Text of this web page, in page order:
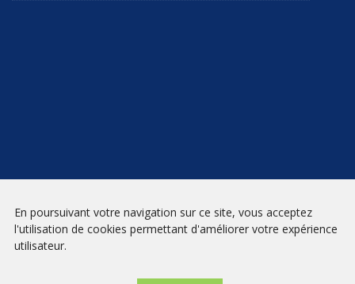
NEWSLETTER
En poursuivant votre navigation sur ce site, vous acceptez
l'utilisation de cookies permettant d'améliorer votre expérience
utilisateur.